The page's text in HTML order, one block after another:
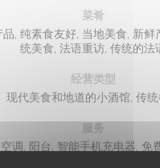
菜肴
品, 纯素食友好, 当地美食, 新
统美食, 法语重访, 传统的法
经营类型
现代美食和地道的小酒馆, 传
服务
空调, 阳台, 智能手机充电器, 免